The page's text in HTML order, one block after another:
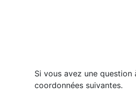
Si vous avez une
coordonnées suivantes.